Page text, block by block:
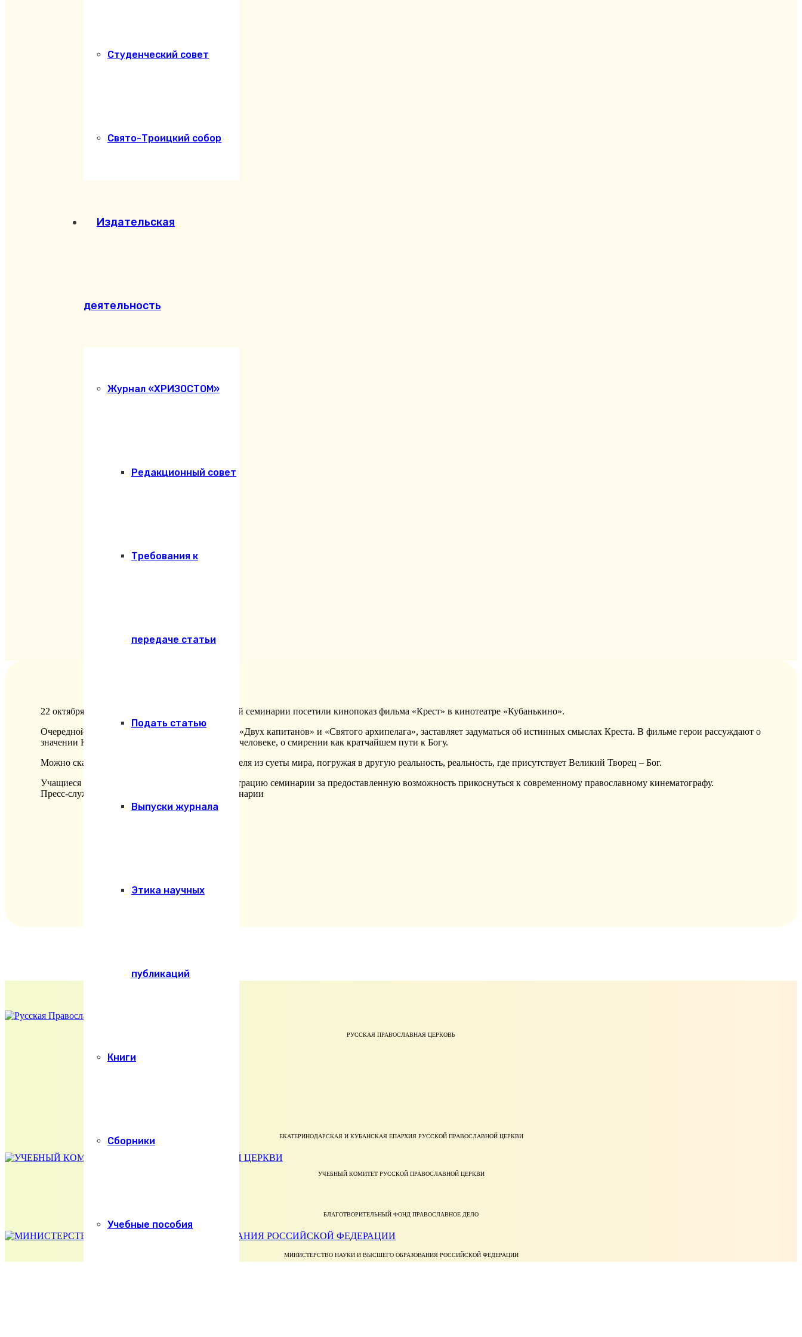
Студенческий совет
Свято-Троицкий собор
Издательская
деятельность
Журнал «ХРИЗОСТОМ»
Редакционный совет
Требования к
передаче статьи
Подать статью
Выпуски журнала
Этика научных
публикаций
Книги
Сборники
Учебные пособия
22 октября студенты Екатеринодарской духовной семинарии посетили кинопоказ фильма «Крест» в кинотеатре «Кубанькино».
Очередной проект Сергея Дебижева, режиссера «Двух капитанов» и «Святого архипелага», заставляет задуматься об истинных смыслах Креста. В фильме герои рассуждают о
значении Креста, о творческом начале в каждом человеке, о смирении как кратчайшем пути к Богу.
Можно сказать, что кинокартина вырывает зрителя из суеты мира, погружая в другую реальность, реальность, где присутствует Великий Творец – Бог.
Учащиеся духовной школы благодарят администрацию семинарии за предоставленную возможность прикоснуться к современному православному кинематографу.
Пресс-служба Екатеринодарской духовной семинарии
РУССКАЯ ПРАВОСЛАВНАЯ ЦЕРКОВЬ
ЕКАТЕРИНОДАРСКАЯ И КУБАНСКАЯ ЕПАРХИЯ РУССКОЙ ПРАВОСЛАВНОЙ ЦЕРКВИ
УЧЕБНЫЙ КОМИТЕТ РУССКОЙ ПРАВОСЛАВНОЙ ЦЕРКВИ
БЛАГОТВОРИТЕЛЬНЫЙ ФОНД ПРАВОСЛАВНОЕ ДЕЛО
МИНИСТЕРСТВО НАУКИ И ВЫСШЕГО ОБРАЗОВАНИЯ РОССИЙСКОЙ ФЕДЕРАЦИИ